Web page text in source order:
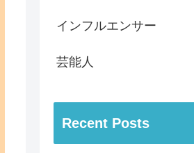
インフルエンサー
芸能人
Recent Posts